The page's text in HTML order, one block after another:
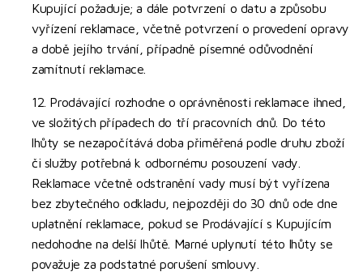
Kupující požaduje; a dále potvrzení o datu a způsobu
vyřízení reklamace, včetně potvrzení o provedení opravy
a době jejího trvání, případně písemné odůvodnění
zamítnutí reklamace.
12. Prodávající rozhodne o oprávněnosti reklamace ihned,
ve složitých případech do tří pracovních dnů. Do této
lhůty se nezapočítává doba přiměřená podle druhu zboží
či služby potřebná k odbornému posouzení vady.
Reklamace včetně odstranění vady musí být vyřízena
bez zbytečného odkladu, nejpozději do 30 dnů ode dne
uplatnění reklamace, pokud se Prodávající s Kupujícím
nedohodne na delší lhůtě. Marné uplynutí této lhůty se
považuje za podstatné porušení smlouvy.